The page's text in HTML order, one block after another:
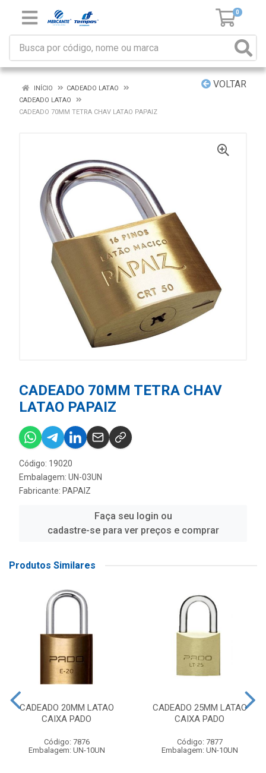
0
VOLTAR
INÍCIO
CADEADO LATAO
CADEADO LATAO
CADEADO 70MM TETRA CHAV LATAO PAPAIZ
CADEADO 70MM TETRA CHAV
LATAO PAPAIZ
Código: 19020
Embalagem: UN-03UN
Fabricante: PAPAIZ
Faça seu login ou
cadastre-se para ver preços e comprar
Produtos Similares
CADEADO 20MM LATAO
CAIXA PADO
Código: 7876
Embalagem: UN-10UN
CADEADO 25MM LATAO
CAIXA PADO
Código: 7877
Embalagem: UN-10UN